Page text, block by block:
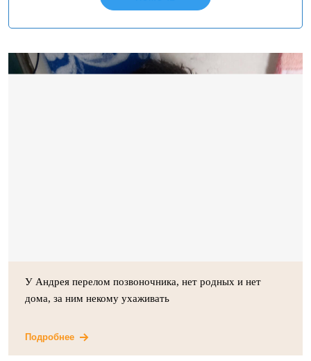
У Андрея перелом позвоночника, нет родных и нет
дома, за ним некому ухаживать
Подробнее